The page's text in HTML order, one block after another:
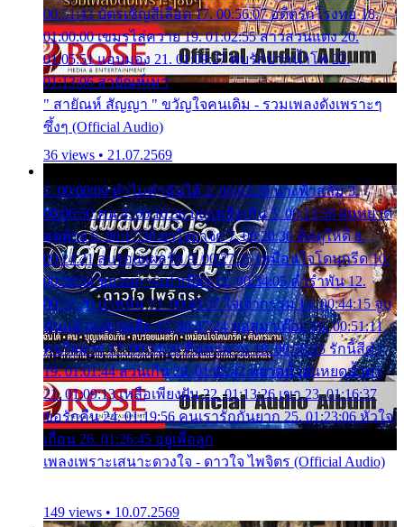
00:51:43 บัตรเชิญสีเลือด 17. 00:56:07 อดีตรักโรงทอ 18.
01:00:00 เขมรไล่ควาย 19. 01:02:55 สาวสวนแตง 20.
01:05:51 แอบมอง 21. 01:09:27 พบรักปากน้ำโพ 22.
01:13:06 สายัณห์เมา
" สายัณห์ สัญญา " ขวัญใจคนเดิม - รวมเพลงดังเพราะๆ
ซึ้งๆ (Official Audio)
36 views • 21.07.2569
1. 00:00:00 ทำไมทำฉันได้ 2. 00:03:20 นางฟ้าสลัม 3.
00:06:50 คน 4. 00:10:36 บุญเหลือเกิน 5. 00:13:58 ฝนหยาด
สุดท้าย 6. 00:17:30 ยาใจยาจก 7. 00:20:30 คิดดูให้ดี 8.
00:24:21 ลบรอยแผลรัก 9. 00:27:35 เหมือนใจโดนกรีด 10.
00:30:54 ขบวนการเปาเปียว 11. 00:34:05 คำรำพัน 12.
00:37:20 ปาหนัน 13. 00:40:37 ใจเจ้ากรรม 14. 00:44:15 จูบ
ฉันแล้วจงตายเสีย 15. 00:47:24 ขอสูมาเต๊อะ 16. 00:51:11
คนใจมาร 17. 00:54:50 คืนทรมาน 18. 00:58:25 รักนี้สีดำ
19. 01:01:44 ส่วนเกิน 20. 01:05:42 หยาดน้ำฝนหยดน้ำตา
21. 01:09:13 เหลือเพียงฝัน 22. 01:13:26 เขา 23. 01:16:37
ขอรักคืน 24. 01:19:56 คนเรารักกันยาก 25. 01:23:06 หัวใจ
เถื่อน 26. 01:26:45 อยู่เพื่อลูก
เพลงเพราะเสนาะดวงใจ - ดาวใจ ไพจิตร (Official Audio)
149 views • 10.07.2569